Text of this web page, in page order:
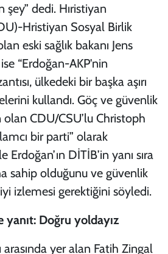
şey” dedi. Hıristiyan
Hristiyan Sosyal Birlik
eski sağlık bakanı Jens
“Erdoğan-AKP'nin
ülkedeki bir başka aşırı
kullandı. Göç ve güvenlik
CDU/CSU’lu Christoph
bir parti” olarak
Erdoğan’ın DİTİB’in yanı sıra
sahip olduğunu ve güvenlik
izlemesi gerektiğini söyledi.
yanıt: Doğru yoldayız
arasında yer alan Fatih Zingal